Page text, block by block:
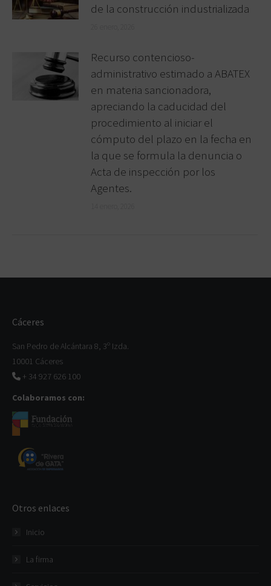
de la construcción industrializada
Recurso contencioso-
administrativo estimado a ABATEX
en materia sancionadora,
apreciando la caducidad del
procedimiento al iniciar el
cómputo del plazo en la fecha en
la que se formula la denuncia o
Acta de inspección por los
Agentes.
Cáceres
San Pedro de Alcántara 8, 3º Izda.
10001 Cáceres
+ 34 927 626 100
Colaboramos con:
Otros enlaces
Inicio
La firma